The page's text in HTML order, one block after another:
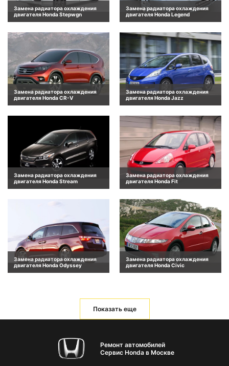
Замена радиатора охлаждения
двигателя Honda Stepwgn
Замена радиатора охлаждения
двигателя Honda Legend
Замена радиатора охлаждения
двигателя Honda CR-V
Замена радиатора охлаждения
двигателя Honda Jazz
Замена радиатора охлаждения
двигателя Honda Stream
Замена радиатора охлаждения
двигателя Honda Fit
Замена радиатора охлаждения
двигателя Honda Odyssey
Замена радиатора охлаждения
двигателя Honda Civic
Показать еще
Ремонт автомобилей
Сервис Honda в Москве